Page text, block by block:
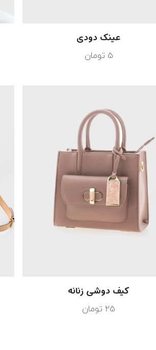
عینک دودی
5 تومان
کیف دوشی زنانه
25 تومان